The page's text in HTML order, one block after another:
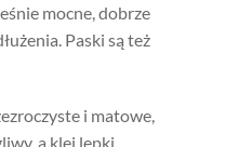
mocne, dobrze
Paski są też
i matowe,
a klej lepki.